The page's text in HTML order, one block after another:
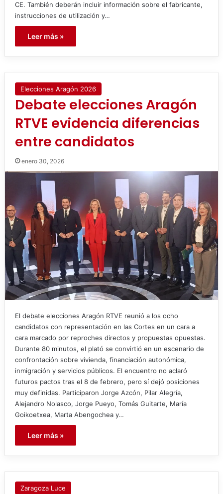
CE. También deberán incluir información sobre el fabricante,
instrucciones de utilización y…
Leer más »
Elecciones Aragón 2026
Debate elecciones Aragón
RTVE evidencia diferencias
entre candidatos
enero 30, 2026
El debate elecciones Aragón RTVE reunió a los ocho
candidatos con representación en las Cortes en un cara a
cara marcado por reproches directos y propuestas opuestas.
Durante 80 minutos, el plató se convirtió en un escenario de
confrontación sobre vivienda, financiación autonómica,
inmigración y servicios públicos. El encuentro no aclaró
futuros pactos tras el 8 de febrero, pero sí dejó posiciones
muy definidas. Participaron Jorge Azcón, Pilar Alegría,
Alejandro Nolasco, Jorge Pueyo, Tomás Guitarte, María
Goikoetxea, Marta Abengochea y…
Leer más »
Zaragoza Luce